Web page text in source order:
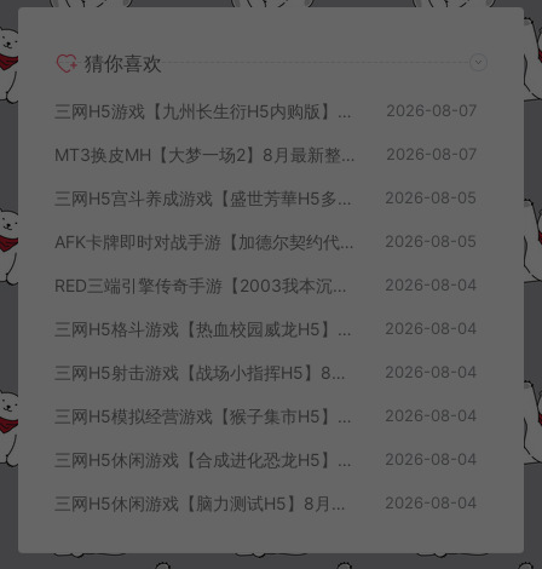
猜你喜欢
三网H5游戏【九州长生衍H5内购版】8月最新整理Linux手工服务端+管理后台+GM授权后台+简易安卓客户端+详细搭建教程+视频教程 2026-08-07
MT3换皮MH【大梦一场2】8月最新整理Linux手工服务端+源码+管理后台+安卓苹果双端+详细搭建教程+视频教程 2026-08-07
三网H5宫斗养成游戏【盛世芳華H5多区跨服代金券内购优化版】8月最新整理Linux手工服务端+CDK授权后台+全资源安卓+详细搭建教程+视频教程 2026-08-05
AFK卡牌即时对战手游【加德尔契约代金券内购修复版】8月最新整理Linux手工服务端+前后端全套源码+CDK授权后台+安卓苹果双端+详细搭建教程+视频教程 2026-08-05
RED三端引擎传奇手游【2003我本沉默三职业】8月最新整理Win一键服务端+PC安卓+详细搭建教程 2026-08-04
三网H5格斗游戏【热血校园威龙H5】8月最新整理Linux手工服务端+Win一键服务端+解压即玩+简易安卓客户端+详细搭建教程 2026-08-04
三网H5射击游戏【战场小指挥H5】8月最新整理Linux手工服务端+Win一键服务端+解压即玩+简易安卓客户端+详细搭建教程 2026-08-04
三网H5模拟经营游戏【猴子集市H5】8月最新整理Linux手工服务端+Win一键服务端+解压即玩+简易安卓客户端+详细搭建教程 2026-08-04
三网H5休闲游戏【合成进化恐龙H5】8月最新整理Linux手工服务端+Win一键服务端+解压即玩+简易安卓客户端+详细搭建教程 2026-08-04
三网H5休闲游戏【脑力测试H5】8月最新整理Linux手工服务端+Win一键服务端+解压即玩+简易安卓客户端+详细搭建教程 2026-08-04